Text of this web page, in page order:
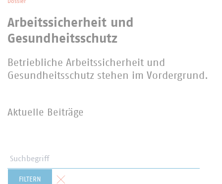
Dossier
Arbeitssicherheit und
Gesundheitsschutz
Betriebliche Arbeitssicherheit und
Gesundheitsschutz stehen im Vordergrund.
Aktuelle Beiträge
FILTERN Formular zurücksetzen